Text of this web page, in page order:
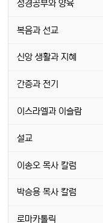
성경공부와 양육
복음과 선교
신앙 생활과 지혜
간증과 전기
이스라엘과 이슬람
설교
이송오 목사 칼럼
박승용 목사 칼럼
로마카톨릭